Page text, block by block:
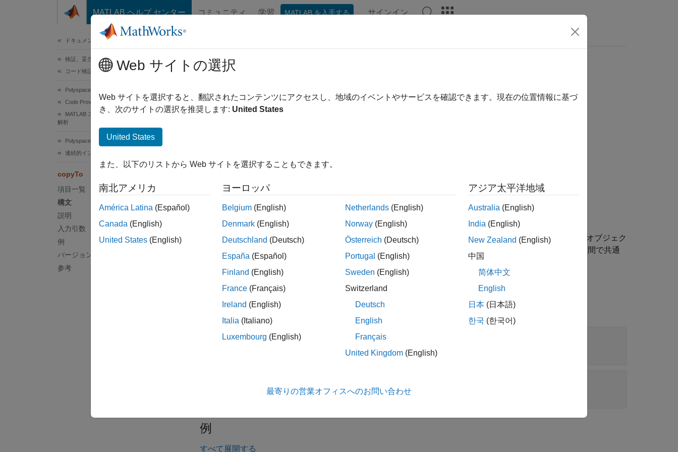
コンテンツへスキップ
MATLAB ヘルプ センター コミュニティ 学習 MATLAB を入手する サインイン
ドキュメンテーションのホーム
検証、妥当性確認、テスト
コード検証
Polyspace Code Prover
Code Prover の実行
MATLAB スクリプトを使用した Code Prover
解析
Polyspace Code Prover
連続的インテグレーション
copyTo
項目一覧
構文
説明
入力引数
例
バージョン履歴
参考
MATLAB Answers
copyTo
クラス:polyspace.Options
名前空間:polyspace
構文
optsFrom.copyTo(optsTo)
説明
optsFrom.copyTo(optsTo)では、 からoptsToに共通オプションがコピーされます。このオプション オブジェク
トは、同じ型のオプション オブジェクトである必要はありません。このメソッドでは、2 つのオブジェクト間で共通
するプロパティのみがコピーされます。
入力引数
すべて展開する
optsFrom—プロパティのコピー元オプション オブジェクト
polyspace.ModelLinkOptions
polyspace.Optionsオブジェクト
例
すべて展開する
Web サイトの選択
Web サイトを選択すると、翻訳されたコンテンツにアクセスし、地域のイベントやサービスを確認できます。現在の位置情報に基づ
き、次のサイトの選択を推奨します: United States
United States
また、以下のリストから Web サイトを選択することもできます。
南北アメリカ
América Latina (Español)
Canada (English)
United States (English)
ヨーロッパ
Belgium (English)
Denmark (English)
Deutschland (Deutsch)
España (Español)
Finland (English)
France (Français)
Ireland (English)
Italia (Italiano)
Luxembourg (English)
Netherlands (English)
Norway (English)
Österreich (Deutsch)
Portugal (English)
Sweden (English)
Switzerland
Deutsch
English
Français
United Kingdom (English)
アジア太平洋地域
Australia (English)
India (English)
New Zealand (English)
中国
简体中文
English
日本 (日本語)
한국 (한국어)
最寄りの営業オフィスへのお問い合わせ